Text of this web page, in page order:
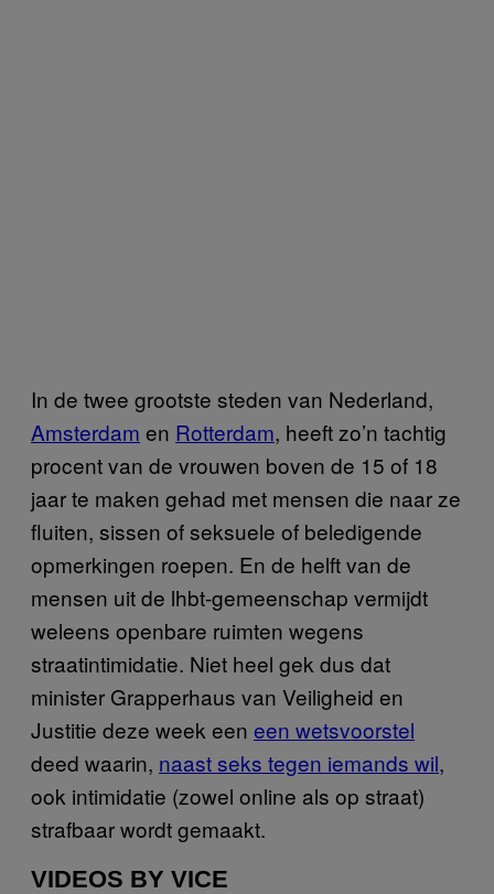
In de twee grootste steden van Nederland,
Amsterdam en Rotterdam, heeft zo’n tachtig
procent van de vrouwen boven de 15 of 18
jaar te maken gehad met mensen die naar ze
fluiten, sissen of seksuele of beledigende
opmerkingen roepen. En de helft van de
mensen uit de lhbt-gemeenschap vermijdt
weleens openbare ruimten wegens
straatintimidatie. Niet heel gek dus dat
minister Grapperhaus van Veiligheid en
Justitie deze week een een wetsvoorstel
deed waarin, naast seks tegen iemands wil,
ook intimidatie (zowel online als op straat)
strafbaar wordt gemaakt.
VIDEOS BY VICE